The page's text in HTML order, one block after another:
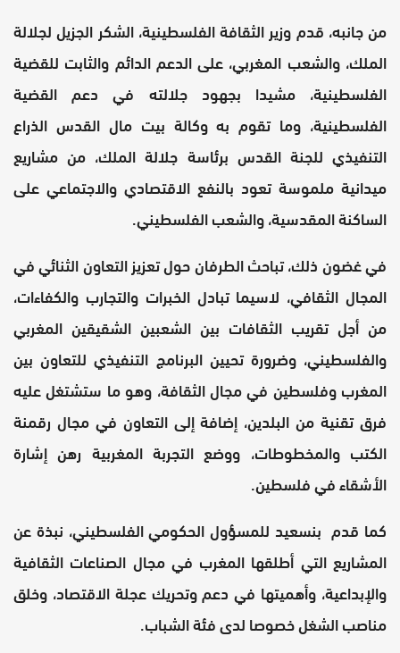
من جانبه، قدم وزير الثقافة الفلسطينية، الشكر الجزيل لجلالة
الملك، والشعب المغربي، على الدعم الدائم والثابت للقضية
الفلسطينية، مشيدا بجهود جلالته في دعم القضية
الفلسطينية، وما تقوم به وكالة بيت مال القدس الذراع
التنفيذي للجنة القدس برئاسة جلالة الملك، من مشاريع
ميدانية ملموسة تعود بالنفع الاقتصادي والاجتماعي على
الساكنة المقدسية، والشعب الفلسطيني.
في غضون ذلك، تباحث الطرفان حول تعزيز التعاون الثنائي في
المجال الثقافي، لاسيما تبادل الخبرات والتجارب والكفاءات،
من أجل تقريب الثقافات بين الشعبين الشقيقين المغربي
والفلسطيني، وضرورة تحيين البرنامج التنفيذي للتعاون بين
المغرب وفلسطين في مجال الثقافة، وهو ما ستشتغل عليه
فرق تقنية من البلدين، إضافة إلى التعاون في مجال رقمنة
الكتب والمخطوطات، ووضع التجربة المغربية رهن إشارة
الأشقاء في فلسطين.
كما قدم بنسعيد للمسؤول الحكومي الفلسطيني، نبذة عن
المشاريع التي أطلقها المغرب في مجال الصناعات الثقافية
والإبداعية، وأهميتها في دعم وتحريك عجلة الاقتصاد، وخلق
مناصب الشغل خصوصا لدى فئة الشباب.